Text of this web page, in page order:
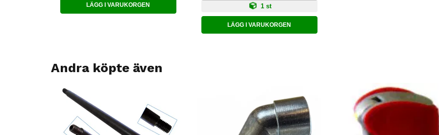
LÄGG I VARUKORGEN 1 st
LÄGG I VARUKORGEN
Andra köpte även